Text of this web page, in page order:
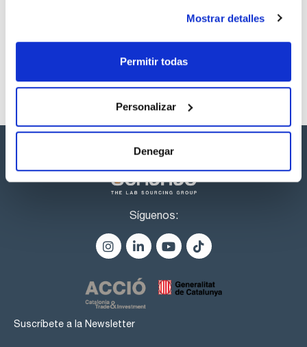
Mostrar detalles
Permitir todas
Personalizar
Denegar
selectiva de extractos de clorofila en acetonitrilo sin pérdida
de pesticidas aromáticos polares- C18: elimina compuestos
polares- GCB (Negro de carbón grafitado): elimina
pigmentos, polifenoles y otros compuestos polares:
ejemplos de pesticidas planos (aromáticos polares) que
pueden eliminarse: clorotalonil, cumafos, hexaclorobenceno,
tiabendazol, terbufos y quintoceno- MgSO4 (Sulfato de
productos marca Scharlau habitualmente en stock,
listos para una entrega inmediata.
Síguenos:
Suscríbete a la Newsletter